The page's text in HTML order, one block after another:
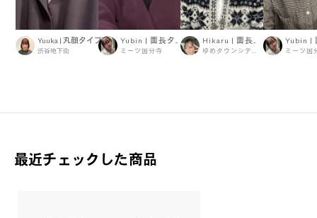
Yuuka | 丸顔タイプ
渋谷地下街 ミーツ国分寺 ミーツ国
最近チェックした商品